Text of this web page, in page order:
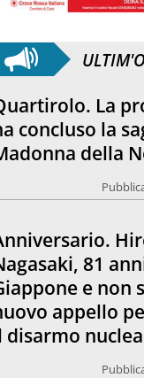
La
concluso la
della
81
e non
appello
disarmo